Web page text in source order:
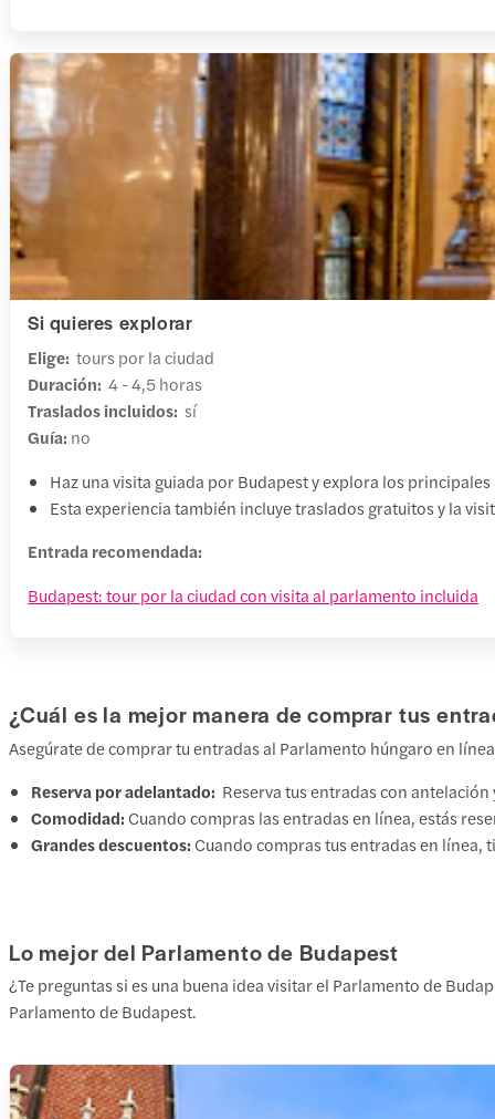
Si quieres explorar
Elige: tours por la ciudad
Duración: 4 - 4,5 horas
Traslados incluidos: sí
Guía: no
Haz una visita guiada por Budapest y explora los
Esta experiencia también incluye traslados gratuitos y la
Entrada recomendada:
Budapest: tour por la ciudad con visita al parlamento incluida
¿Cuál es la mejor manera de comprar tus
Asegúrate de comprar tu entradas al Parlamento húngaro en
Reserva por adelantado: Reserva tus entradas con
Comodidad: Cuando compras las entradas en línea, estás
Grandes descuentos: Cuando compras tus entradas en línea,
Lo mejor del Parlamento de Budapest
¿Te preguntas si es una buena idea visitar el Parlamento de
Parlamento de Budapest.